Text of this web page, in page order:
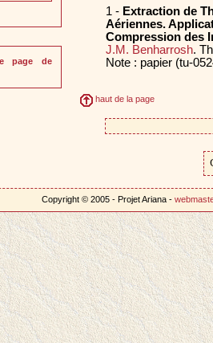
page de
1 - Extraction de
Aériennes.
Compression des
J.M. Benharrosh.
Note : papier (tu-
haut de la page
Copyright © 2005 - Projet Ariana -